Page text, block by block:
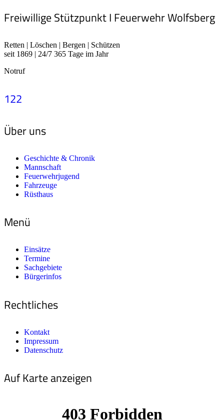
Freiwillige Stützpunkt I Feuerwehr Wolfsberg
Retten | Löschen | Bergen | Schützen
seit 1869 | 24/7 365 Tage im Jahr
Notruf
122
Über uns
Geschichte & Chronik
Mannschaft
Feuerwehrjugend
Fahrzeuge
Rüsthaus
Menü
Einsätze
Termine
Sachgebiete
Bürgerinfos
Rechtliches
Kontakt
Impressum
Datenschutz
Auf Karte anzeigen